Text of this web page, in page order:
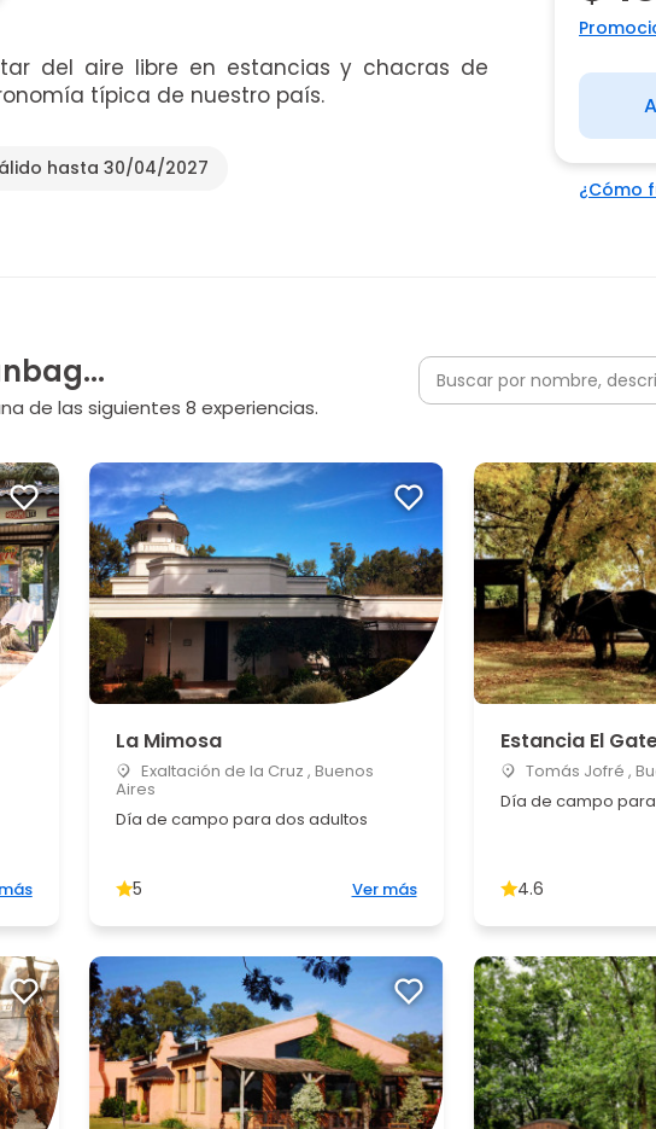
del aire libre en estancias y chacras de
típica de nuestro país.
hasta 30/04/2027
¿Cómo
de las siguientes 8 experiencias.
La Mimosa
Exaltación de la Cruz , Buenos
Aires
Día de campo para dos adultos
5 Ver más
Estancia El
Tomás Jofré ,
Día de campo
4.6